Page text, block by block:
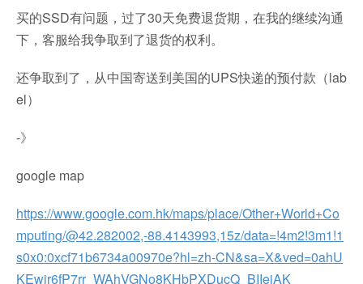
买的SSD有问题，过了30天免费退货期，在我的继续沟通
下，客服给我争取到了退货的权利。
还争取到了，从中国寄送到美国的UPS快递的预付款（lab
el）
-》
google map
https://www.google.com.hk/maps/place/Other+World+Co
mputing/@42.282002,-88.4143993,15z/data=!4m2!3m1!1
s0x0:0xcf71b6734a00970e?hl=zh-CN&sa=X&ved=0ahU
KEwir6fP7rr_WAhVGNo8KHbPXDucQ_BIIejAK